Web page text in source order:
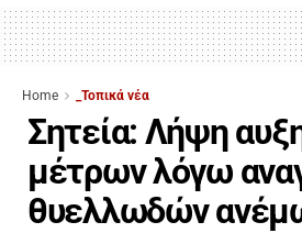
Home _Τοπικά νέα
Σητεία: Λήψη
μέτρων λόγω
θυελλωδών